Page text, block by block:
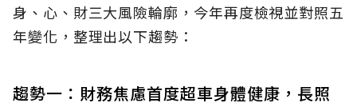
身、心、財三大風險輪廓，今年再度檢視並對照五
年變化，整理出以下趨勢：
趨勢一：財務焦慮首度超車身體健康，長照